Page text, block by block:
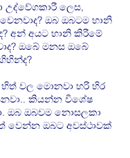
උද්වේගකාරී ලෙස,
ඔබ ඔබටම හානි
අන් අයට හානි කිරීමේ
ඔබේ මනස ඔබේ
හිත් වල මොනවා හරි හිර
කියන්න විශේෂ
ඔබ ඔබවම නොසලකා
වෙන්න ඔබට අවස්ථාවක්